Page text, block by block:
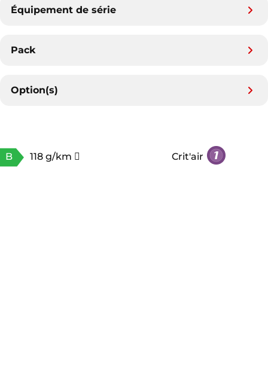
Équipement de série
Pack
Option(s)
B 118 g/km Crit'air